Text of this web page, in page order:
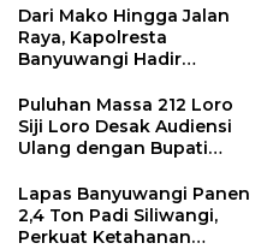
Penguatan SDM
Dari Mako Hingga Jalan
Raya, Kapolresta
Banyuwangi Hadir
dan Keselamatan
Masyarakat
Puluhan Massa 212 Loro
Siji Loro Desak Audiensi
Ulang dengan Bupati
hingga Polusi Tambang
Pasir
Lapas Banyuwangi Panen
2,4 Ton Padi Siliwangi,
Perkuat Ketahanan